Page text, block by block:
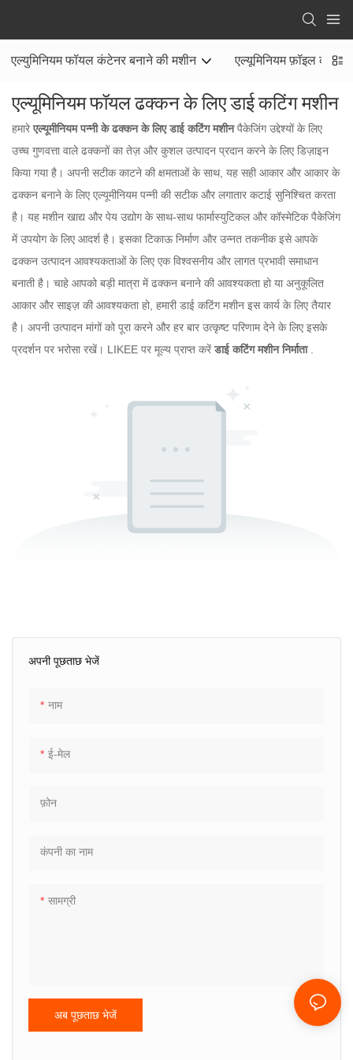
एल्युमिनियम फॉयल कंटेनर बनाने की मशीन एल्यूमिनियम फ़ॉइल कंटेनर
एल्यूमिनियम फॉयल ढक्कन के लिए डाई कटिंग मशीन
हमारे एल्यूमीनियम पन्नी के ढक्कन के लिए डाई कटिंग मशीनपैकेजिंग उद्देश्यों के लिए
उच्च गुणवत्ता वाले ढक्कनों का तेज़ और कुशल उत्पादन प्रदान करने के लिए डिज़ाइन
किया गया है। अपनी सटीक काटने की क्षमताओं के साथ, यह सही आकार और आकार के
ढक्कन बनाने के लिए एल्यूमीनियम पन्नी की सटीक और लगातार कटाई सुनिश्चित करता
है। यह मशीन खाद्य और पेय उद्योग के साथ-साथ फार्मास्युटिकल और कॉस्मेटिक पैकेजिंग
में उपयोग के लिए आदर्श है। इसका टिकाऊ निर्माण और उन्नत तकनीक इसे आपके
ढक्कन उत्पादन आवश्यकताओं के लिए एक विश्वसनीय और लागत प्रभावी समाधान
बनाती है। चाहे आपको बड़ी मात्रा में ढक्कन बनाने की आवश्यकता हो या अनुकूलित
आकार और साइज़ की आवश्यकता हो, हमारी डाई कटिंग मशीन इस कार्य के लिए तैयार
है। अपनी उत्पादन मांगों को पूरा करने और हर बार उत्कृष्ट परिणाम देने के लिए इसके
प्रदर्शन पर भरोसा रखें। LIKEE पर मूल्य प्राप्त करें डाई कटिंग मशीन निर्माता
अपनी पूछताछ भेजें
नाम
ई-मेल
फ़ोन
कंपनी का नाम
सामग्री
अब पूछताछ भेजें